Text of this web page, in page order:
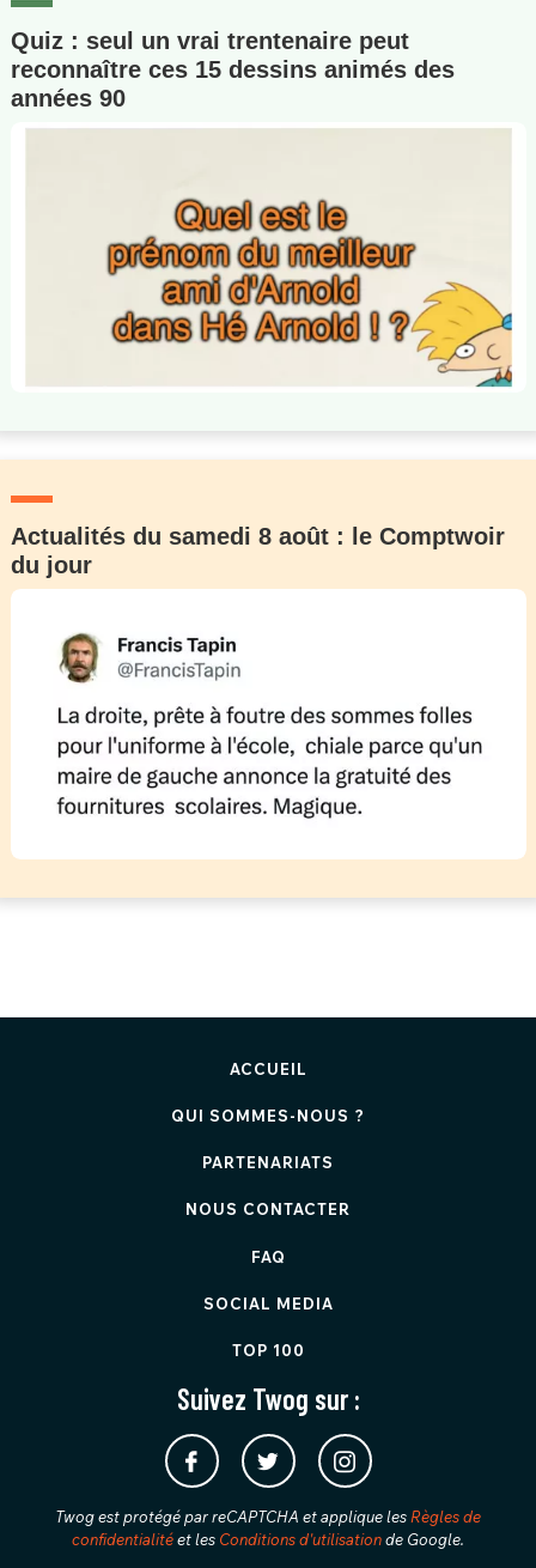
Quiz : seul un vrai trentenaire peut
reconnaître ces 15 dessins animés des
années 90
Actualités du samedi 8 août : le Comptwoir
du jour
ACCUEIL
QUI SOMMES-NOUS ?
PARTENARIATS
NOUS CONTACTER
FAQ
SOCIAL MEDIA
TOP 100
Suivez Twog sur :
Twog est protégé par reCAPTCHA et applique les Règles de
confidentialitéet les Conditions d'utilisationde Google.